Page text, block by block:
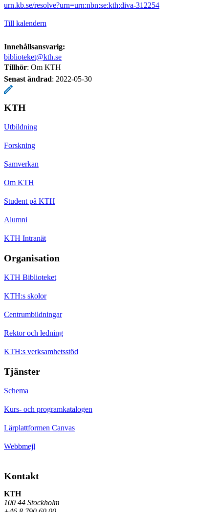
urn.kb.se/resolve?urn=urn:nbn:se:kth:diva-312254
Till kalendern
Innehållsansvarig:
biblioteket@kth.se
Tillhör: Om KTH
Senast ändrad: 2022-05-30
KTH
Utbildning
Forskning
Samverkan
Om KTH
Student på KTH
Alumni
KTH Intranät
Organisation
KTH Biblioteket
KTH:s skolor
Centrumbildningar
Rektor och ledning
KTH:s verksamhetsstöd
Tjänster
Schema
Kurs- och programkatalogen
Lärplattformen Canvas
Webbmejl
Kontakt
KTH
100 44 Stockholm